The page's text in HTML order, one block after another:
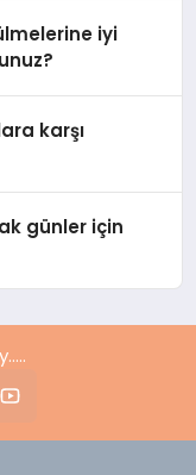
iyi
karşı
günler için